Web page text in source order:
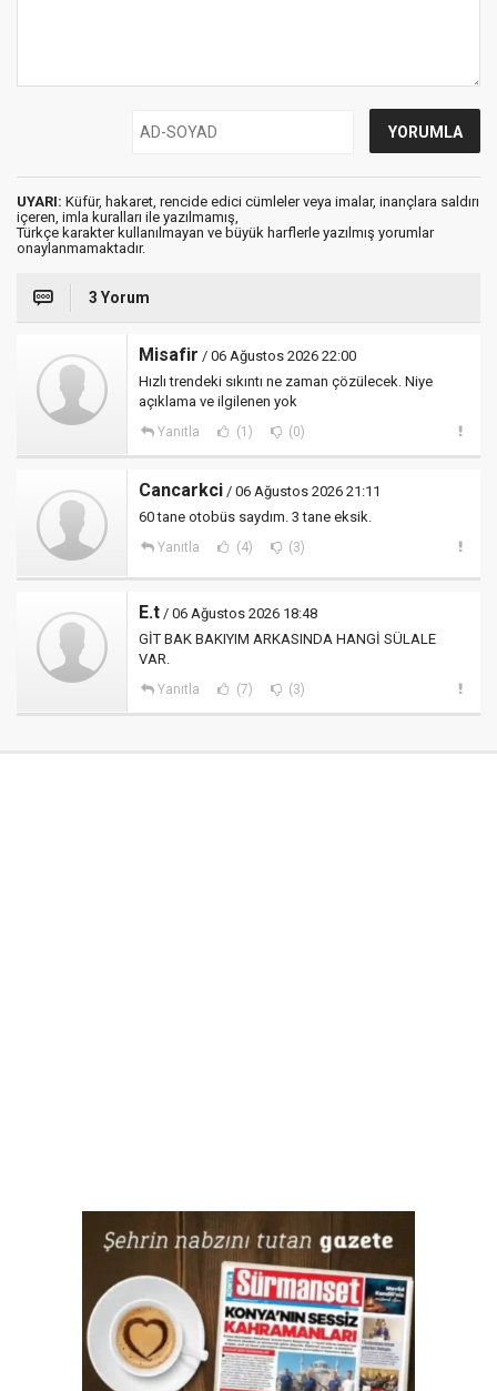
UYARI: Küfür, hakaret, rencide edici cümleler veya imalar, inançlara saldırı
içeren, imla kuralları ile yazılmamış,
Türkçe karakter kullanılmayan ve büyük harflerle yazılmış yorumlar
onaylanmamaktadır.
3 Yorum
Misafir / 06 Ağustos 2026 22:00
Hızlı trendeki sıkıntı ne zaman çözülecek. Niye
açıklama ve ilgilenen yok
Yanıtla (1) (0)
Cancarkci / 06 Ağustos 2026 21:11
60 tane otobüs saydım. 3 tane eksik.
Yanıtla (4) (3)
E.t / 06 Ağustos 2026 18:48
GİT BAK BAKIYIM ARKASINDA HANGİ SÜLALE
VAR.
Yanıtla (7) (3)